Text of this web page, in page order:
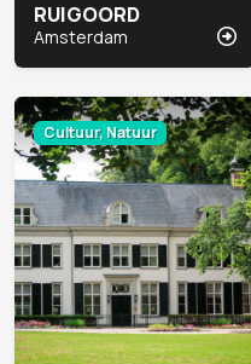
RUIGOORD
Amsterdam
Cultuur, Natuur